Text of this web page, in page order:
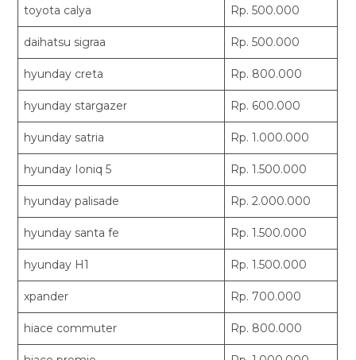
toyota calya Rp. 500.000
daihatsu sigraa Rp. 500.000
hyunday creta Rp. 800.000
hyunday stargazer Rp. 600.000
hyunday satria Rp. 1.000.000
hyunday Ioniq 5 Rp. 1.500.000
hyunday palisade Rp. 2.000.000
hyunday santa fe Rp. 1.500.000
hyunday H1 Rp. 1.500.000
xpander Rp. 700.000
hiace commuter Rp. 800.000